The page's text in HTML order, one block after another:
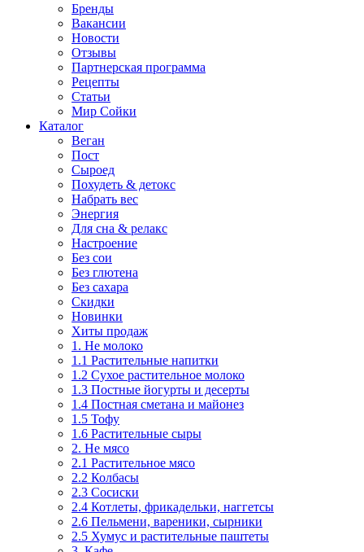
Бренды
Вакансии
Новости
Отзывы
Партнерская программа
Рецепты
Статьи
Мир Сойки
Каталог
Веган
Пост
Сыроед
Похудеть & детокс
Набрать вес
Энергия
Для сна & релакс
Настроение
Без сои
Без глютена
Без сахара
Скидки
Новинки
Хиты продаж
1. Не молоко
1.1 Растительные напитки
1.2 Сухое растительное молоко
1.3 Постные йогурты и десерты
1.4 Постная сметана и майонез
1.5 Тофу
1.6 Растительные сыры
2. Не мясо
2.1 Растительное мясо
2.2 Колбасы
2.3 Сосиски
2.4 Котлеты, фрикадельки, наггетсы
2.6 Пельмени, вареники, сырники
2.5 Хумус и растительные паштеты